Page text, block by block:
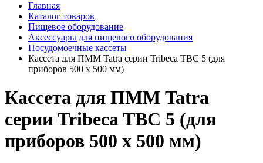
Главная
Каталог товаров
Пищевое оборудование
Аксессуары для пищевого оборудования
Посудомоечные кассеты
Кассета для ПММ Tatra серии Tribeca TBC 5 (для
приборов 500 х 500 мм)
Кассета для ПММ Tatra
серии Tribeca TBC 5 (для
приборов 500 х 500 мм)